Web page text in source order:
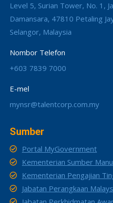
Level 5, Surian Tower, No. 1,
Damansara, 47810 Petaling
Selangor, Malaysia
Nombor Telefon
+603 7839 7000
E-mel
mynsr@talentcorp.com.my
Sumber
Portal MyGovernment
Kementerian Sumber
Kementerian Pengajian
Jabatan Perangkaan